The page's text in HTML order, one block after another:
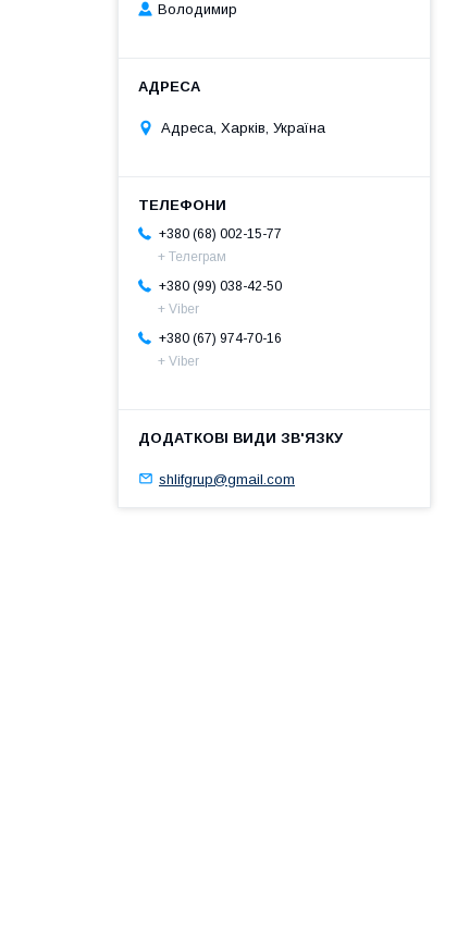
Володимир
Адреса, Харків, Україна
+380 (68) 002-15-77
+ Телеграм
+380 (99) 038-42-50
+ Viber
+380 (67) 974-70-16
+ Viber
shlifgrup@gmail.com